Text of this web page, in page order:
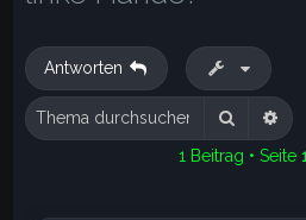
Antworten
Suche
1 Beitrag • Seite